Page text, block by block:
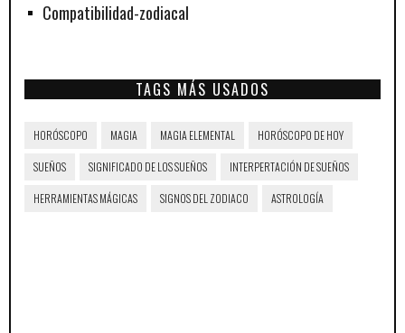
Compatibilidad-zodiacal
TAGS MÁS USADOS
HORÓSCOPO MAGIA MAGIA ELEMENTAL HORÓSCOPO DE HOY
SUEÑOS SIGNIFICADO DE LOS SUEÑOS INTERPERTACIÓN DE SUEÑOS
HERRAMIENTAS MÁGICAS SIGNOS DEL ZODIACO ASTROLOGÍA